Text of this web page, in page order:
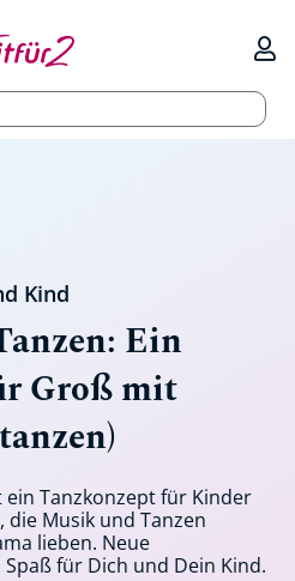
Kind
Ein
Groß mit
Tanzkonzept für Kinder
die Musik und Tanzen
lieben. Neue
für Dich und Dein Kind.